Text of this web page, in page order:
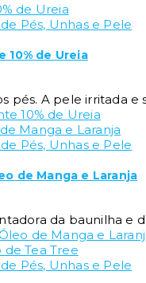
Pés, Unhas e Pele
10% de Ureia
pés. A pele irritada
Pés, Unhas e Pele
de Manga e Laranja
da baunilha e
Pés, Unhas e Pele